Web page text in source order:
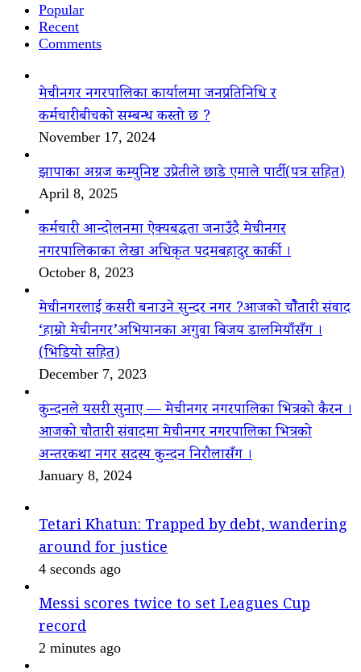
Popular
Recent
Comments
मेचीनगर नगरपालिका कार्यालमा जनप्रतिनिधि र
कर्मचारीबीचको सम्बन्ध कस्तो छ ?
November 17, 2024
झापाका अग्रज कम्युनिष्ट उप्रेतीले छाडे एमाले पार्टी(पत्र सहित)
April 8, 2025
कर्मचारी आन्दोलनमा ऐक्यबद्धता जनाउँदै मेचीनगर
नगरपालिकाका लेखा अधिकृत पदमबहादुर कार्की ।
October 8, 2023
मेचीनगरलाई कसरी बनाउने सुन्दर नगर ?आजको चौैतारी संवाद
‘हाम्रो मेचीनगर’अभियानका अगुवा बिजय डालमियाँसँग ।
(भिडियो सहित)
December 7, 2023
कुन्दनले यसरी सुनाए — मेचीनगर नगरपालिका भित्रको कैरन ।
आजको चौतारी संवादमा मेचीनगर नगरपालिका भित्रको
अन्तरकथा नगर सदस्य कुन्दन निरौलासँग ।
January 8, 2024
Tetari Khatun: Trapped by debt, wandering
around for justice
4 seconds ago
Messi scores twice to set Leagues Cup
record
2 minutes ago